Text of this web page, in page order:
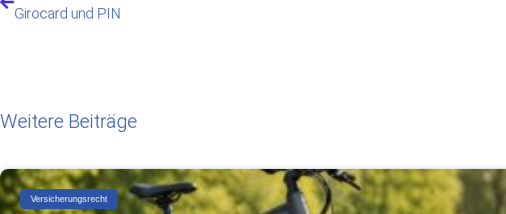
Girocard und PIN
Weitere Beiträge
Versicherungsrecht